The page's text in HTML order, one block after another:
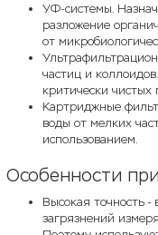
УФ-системы.
разложение
от
частиц и
критически чистых
Картриджные
воды от мелких
использованием.
Особенности
Высокая точность
загрязнений